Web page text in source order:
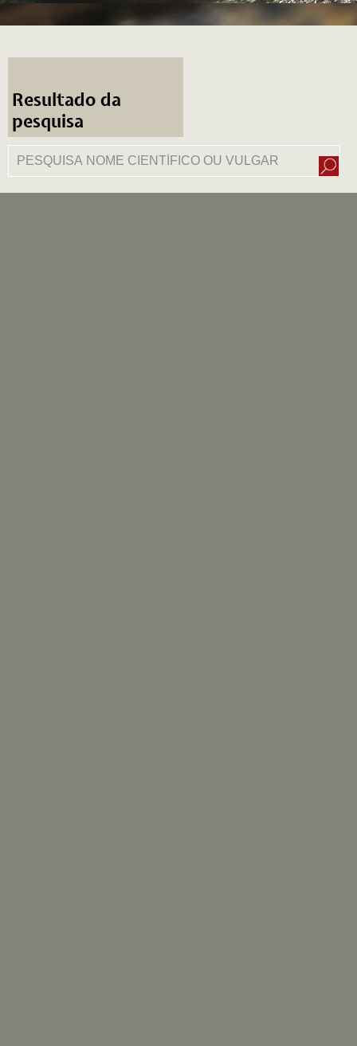
Resultado da
pesquisa